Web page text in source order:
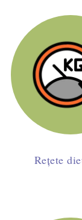
Rețete